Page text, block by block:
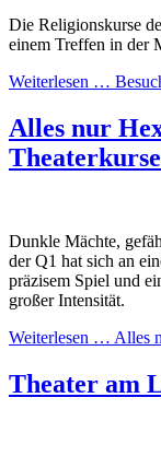
Die Religionskurse
einem Treffen in der
Weiterlesen …
Alles nur
Dunkle Mächte,
der Q1 hat sich an
präzisem Spiel und
großer Intensität.
Weiterlesen … Alles
Theater am